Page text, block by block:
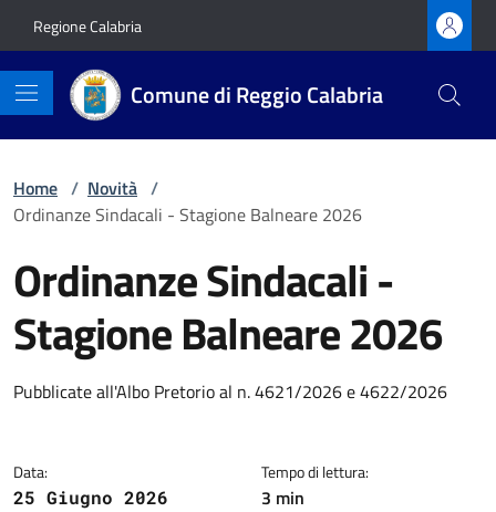
Regione Calabria
Comune di Reggio Calabria
Home / Novità /
Ordinanze Sindacali - Stagione Balneare 2026
Ordinanze Sindacali -
Stagione Balneare 2026
Dettagli della notizia
Pubblicate all'Albo Pretorio al n. 4621/2026 e 4622/2026
Data:
25 Giugno 2026
Tempo di lettura:
3 min